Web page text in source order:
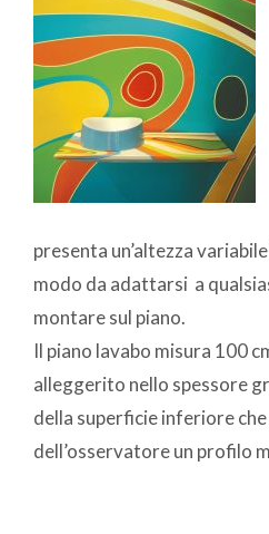
presenta un’altezza
modo da adattarsi a
montare sul piano.
Il piano lavabo misura 100
alleggerito nello spessore
della superficie inferiore
dell’osservatore un profilo